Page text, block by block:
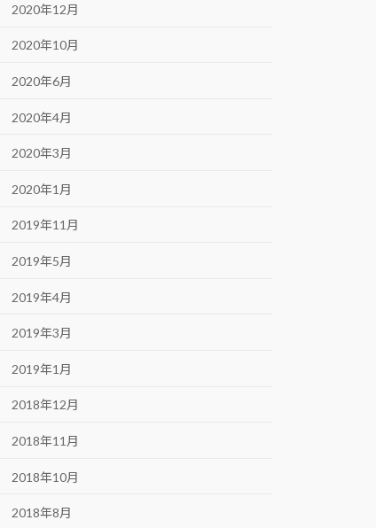
2020年12月
2020年10月
2020年6月
2020年4月
2020年3月
2020年1月
2019年11月
2019年5月
2019年4月
2019年3月
2019年1月
2018年12月
2018年11月
2018年10月
2018年8月